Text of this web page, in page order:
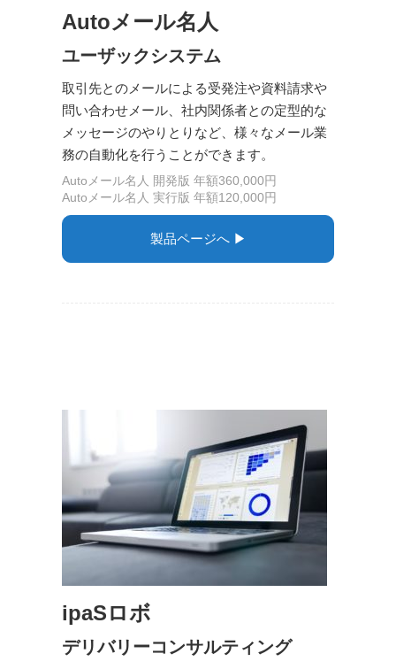
Autoメール名人
ユーザックシステム
取引先とのメールによる受発注や資料請求や
問い合わせメール、社内関係者との定型的な
メッセージのやりとりなど、様々なメール業
務の自動化を行うことができます。
Autoメール名人 開発版 年額360,000円
Autoメール名人 実行版 年額120,000円
製品ページへ ▶︎
ipaSロボ
デリバリーコンサルティング